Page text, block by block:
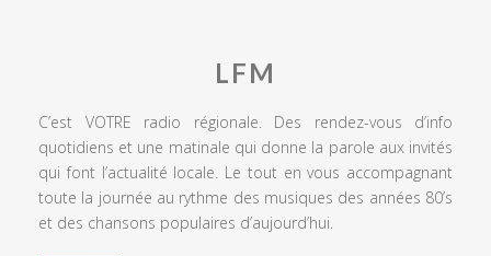
LFM
C’est VOTRE radio régionale. Des rendez-vous d’info
quotidiens et une matinale qui donne la parole aux invités
qui font l’actualité locale. Le tout en vous accompagnant
toute la journée au rythme des musiques des années 80’s
et des chansons populaires d’aujourd’hui.